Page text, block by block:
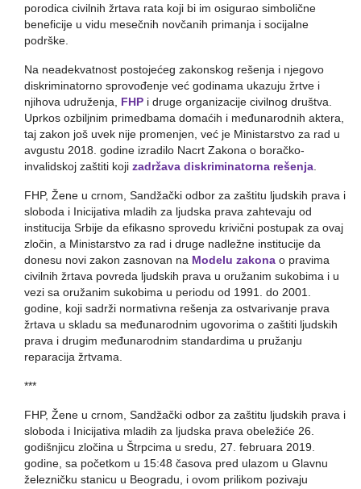
porodica civilnih žrtava rata koji bi im osigurao simbolične
beneficije u vidu mesečnih novčanih primanja i socijalne
podrške.
Na neadekvatnost postojećeg zakonskog rešenja i njegovo
diskriminatorno sprovođenje već godinama ukazuju žrtve i
njihova udruženja, FHP i druge organizacije civilnog društva.
Uprkos ozbiljnim primedbama domaćih i međunarodnih aktera,
taj zakon još uvek nije promenjen, već je Ministarstvo za rad u
avgustu 2018. godine izradilo Nacrt Zakona o boračko-
invalidskoj zaštiti koji zadržava diskriminatorna rešenja.
FHP, Žene u crnom, Sandžački odbor za zaštitu ljudskih prava i
sloboda i Inicijativa mladih za ljudska prava zahtevaju od
institucija Srbije da efikasno sprovedu krivični postupak za ovaj
zločin, a Ministarstvo za rad i druge nadležne institucije da
donesu novi zakon zasnovan na Modelu zakona o pravima
civilnih žrtava povreda ljudskih prava u oružanim sukobima i u
vezi sa oružanim sukobima u periodu od 1991. do 2001.
godine, koji sadrži normativna rešenja za ostvarivanje prava
žrtava u skladu sa međunarodnim ugovorima o zaštiti ljudskih
prava i drugim međunarodnim standardima u pružanju
reparacija žrtvama.
***
FHP, Žene u crnom, Sandžački odbor za zaštitu ljudskih prava i
sloboda i Inicijativa mladih za ljudska prava obeležiće 26.
godišnjicu zločina u Štrpcima u sredu, 27. februara 2019.
godine, sa početkom u 15:48 časova pred ulazom u Glavnu
železničku stanicu u Beogradu, i ovom prilikom pozivaju